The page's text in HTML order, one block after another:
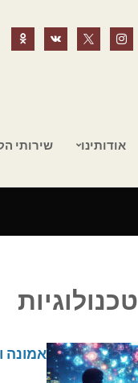
אודותינו שירותי
טכנולוגיות
אמונה